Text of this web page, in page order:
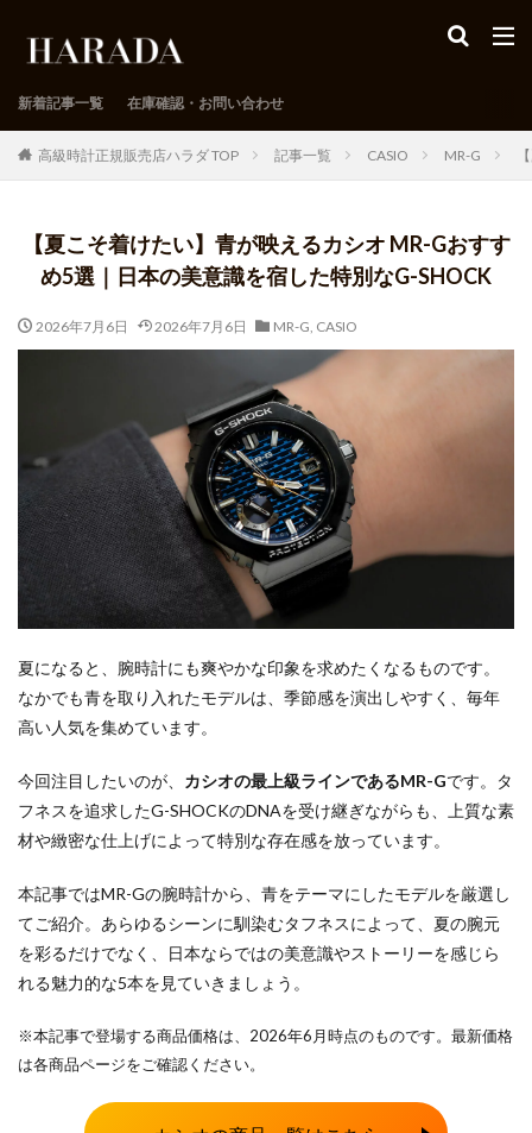
新着記事一覧 在庫確認・お問い合わせ
高級時計正規販売店ハラダ TOP 記事一覧 CASIO MR-G
【夏こそ着けたい】青が映えるカシオ MR-Gおすす
め5選｜日本の美意識を宿した特別なG-SHOCK
2026年7月6日 2026年7月6日 MR-G, CASIO
夏になると、腕時計にも爽やかな印象を求めたくなるものです。
なかでも青を取り入れたモデルは、季節感を演出しやすく、毎年
高い人気を集めています。
今回注目したいのが、 カシオの最上級ラインであるMR-Gです。タ
フネスを追求したG-SHOCKのDNAを受け継ぎながらも、上質な素
材や緻密な仕上げによって特別な存在感を放っています。
本記事ではMR-Gの腕時計から、青をテーマにしたモデルを厳選し
てご紹介。あらゆるシーンに馴染むタフネスによって、夏の腕元
を彩るだけでなく、日本ならではの美意識やストーリーを感じら
れる魅力的な5本を見ていきましょう。
※本記事で登場する商品価格は、2026年6月時点のものです。最新価格
は各商品ページをご確認ください。